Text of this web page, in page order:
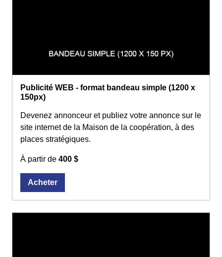
Publicité WEB - format bandeau simple (1200 x
150px)
Devenez annonceur et publiez votre annonce sur le
site internet de la Maison de la coopération, à des
places stratégiques.
À partir de 400 $
Acheter